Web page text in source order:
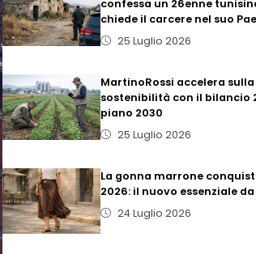
confessa un 26enne
chiede il carcere nel suo
25 Luglio 2026
MartinoRossi accelera sulla
sostenibilità con il bilancio
piano 2030
25 Luglio 2026
La gonna marrone
2026: il nuovo essenziale
24 Luglio 2026